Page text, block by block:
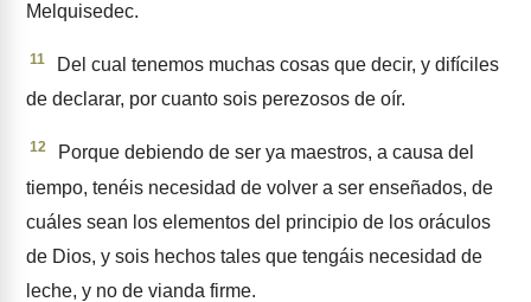
Melquisedec.
11
Del cual tenemos muchas cosas que decir, y difíciles
de declarar, por cuanto sois perezosos de oír.
12
Porque debiendo de ser ya maestros, a causa del
tiempo, tenéis necesidad de volver a ser enseñados, de
cuáles sean los elementos del principio de los oráculos
de Dios, y sois hechos tales que tengáis necesidad de
leche, y no de vianda firme.